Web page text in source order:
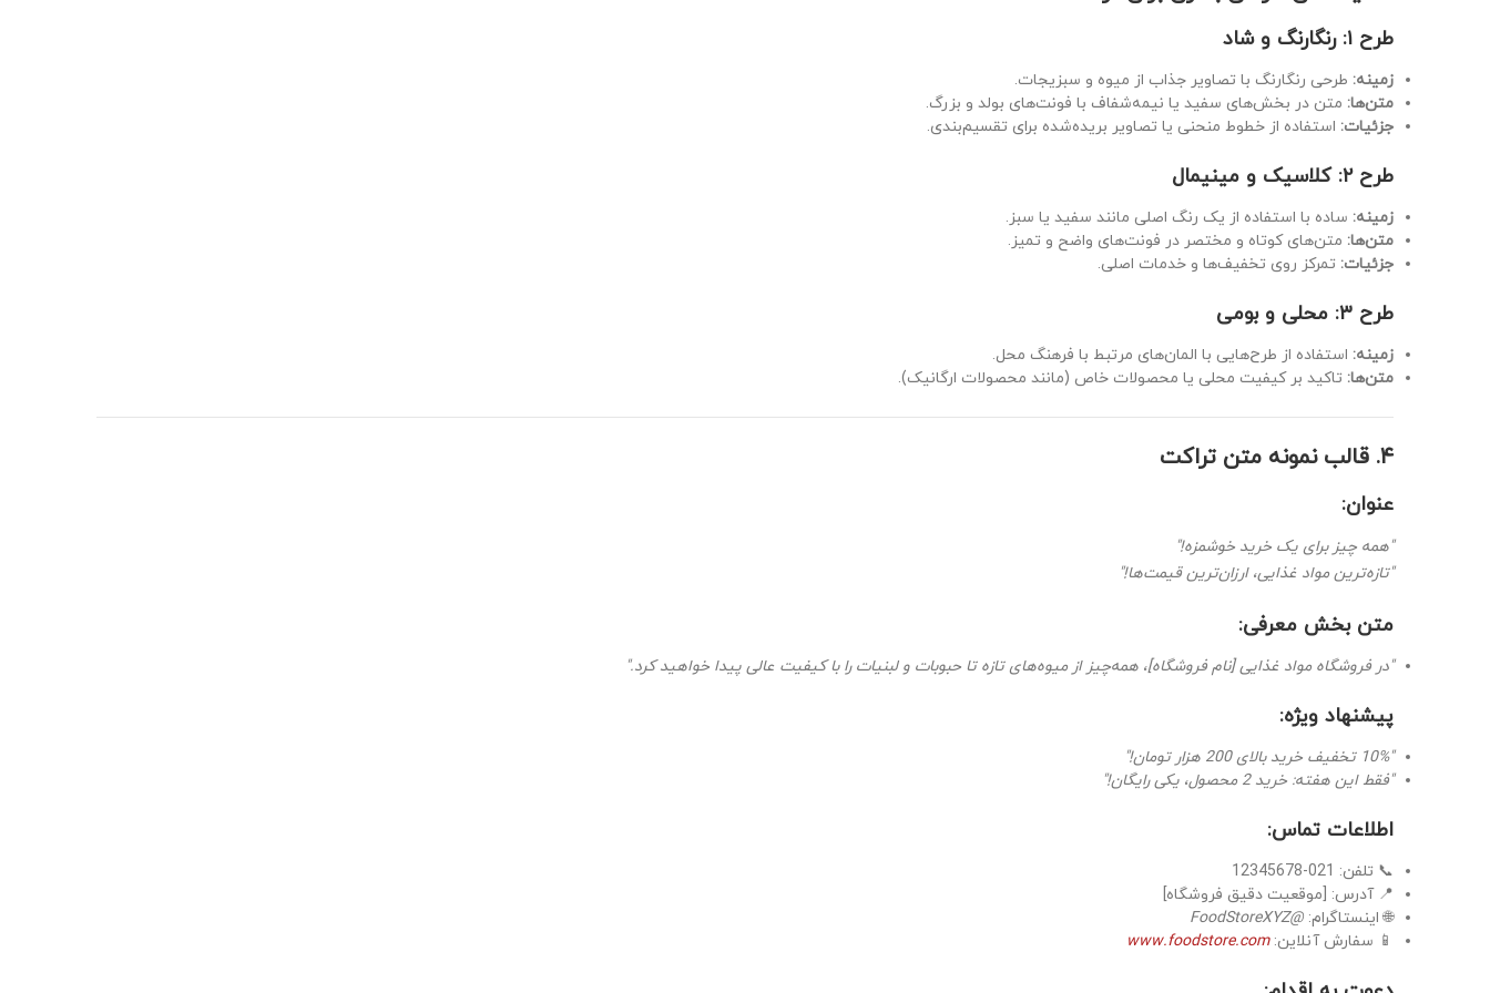
طرح ۱: رنگارنگ و شاد
زمینه: طرحی رنگارنگ با تصاویر جذاب از میوه و سبزیجات.
متن‌ها: متن در بخش‌های سفید یا نیمه‌شفاف با فونت‌های بولد و بزرگ.
جزئیات: استفاده از خطوط منحنی یا تصاویر بریده‌شده برای تقسیم‌بندی.
طرح ۲: کلاسیک و مینیمال
زمینه: ساده با استفاده از یک رنگ اصلی مانند سفید یا سبز.
متن‌ها: متن‌های کوتاه و مختصر در فونت‌های واضح و تمیز.
جزئیات: تمرکز روی تخفیف‌ها و خدمات اصلی.
طرح ۳: محلی و بومی
زمینه: استفاده از طرح‌هایی با المان‌های مرتبط با فرهنگ محل.
متن‌ها: تاکید بر کیفیت محلی یا محصولات خاص (مانند محصولات ارگانیک).
۴. قالب نمونه متن تراکت
عنوان:
"همه چیز برای یک خرید خوشمزه!"
"تازه‌ترین مواد غذایی، ارزان‌ترین قیمت‌ها!"
متن بخش معرفی:
"در فروشگاه مواد غذایی [نام فروشگاه]، همه‌چیز از میوه‌های تازه تا حبوبات و لبنیات را با کیفیت عالی پیدا خواهید کرد."
پیشنهاد ویژه:
"10% تخفیف خرید بالای 200 هزار تومان!"
"فقط این هفته: خرید 2 محصول، یکی رایگان!"
اطلاعات تماس:
📞 تلفن: 021-12345678
📍 آدرس: [موقعیت دقیق فروشگاه]
🌐 اینستاگرام: @FoodStoreXYZ
📱 سفارش آنلاین:www.foodstore.com